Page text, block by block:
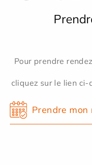
Pour prendre
cliquez sur le lien
Prendre mon